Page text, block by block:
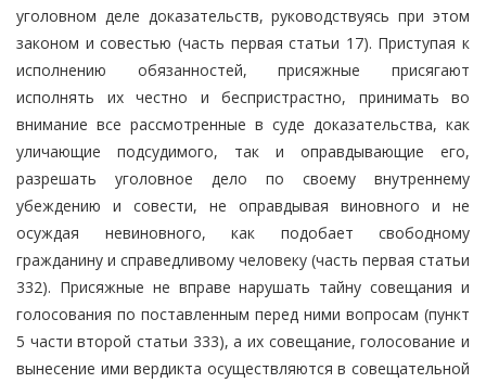
уголовном деле доказательств, руководствуясь при этом
законом и совестью (часть первая статьи 17). Приступая к
исполнению обязанностей, присяжные присягают
исполнять их честно и беспристрастно, принимать во
внимание все рассмотренные в суде доказательства, как
уличающие подсудимого, так и оправдывающие его,
разрешать уголовное дело по своему внутреннему
убеждению и совести, не оправдывая виновного и не
осуждая невиновного, как подобает свободному
гражданину и справедливому человеку (часть первая статьи
332). Присяжные не вправе нарушать тайну совещания и
голосования по поставленным перед ними вопросам (пункт
5 части второй статьи 333), а их совещание, голосование и
вынесение ими вердикта осуществляются в совещательной